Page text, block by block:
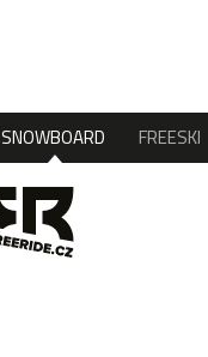
SNOWBOARD FREESKI